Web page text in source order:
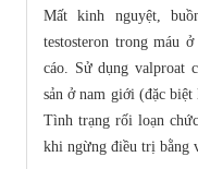
Mất kinh nguyệt,
testosteron trong máu
cáo. Sử dụng valproat
sản ở nam giới (đặc
Tình trạng rối loạn
khi ngừng điều trị bằng